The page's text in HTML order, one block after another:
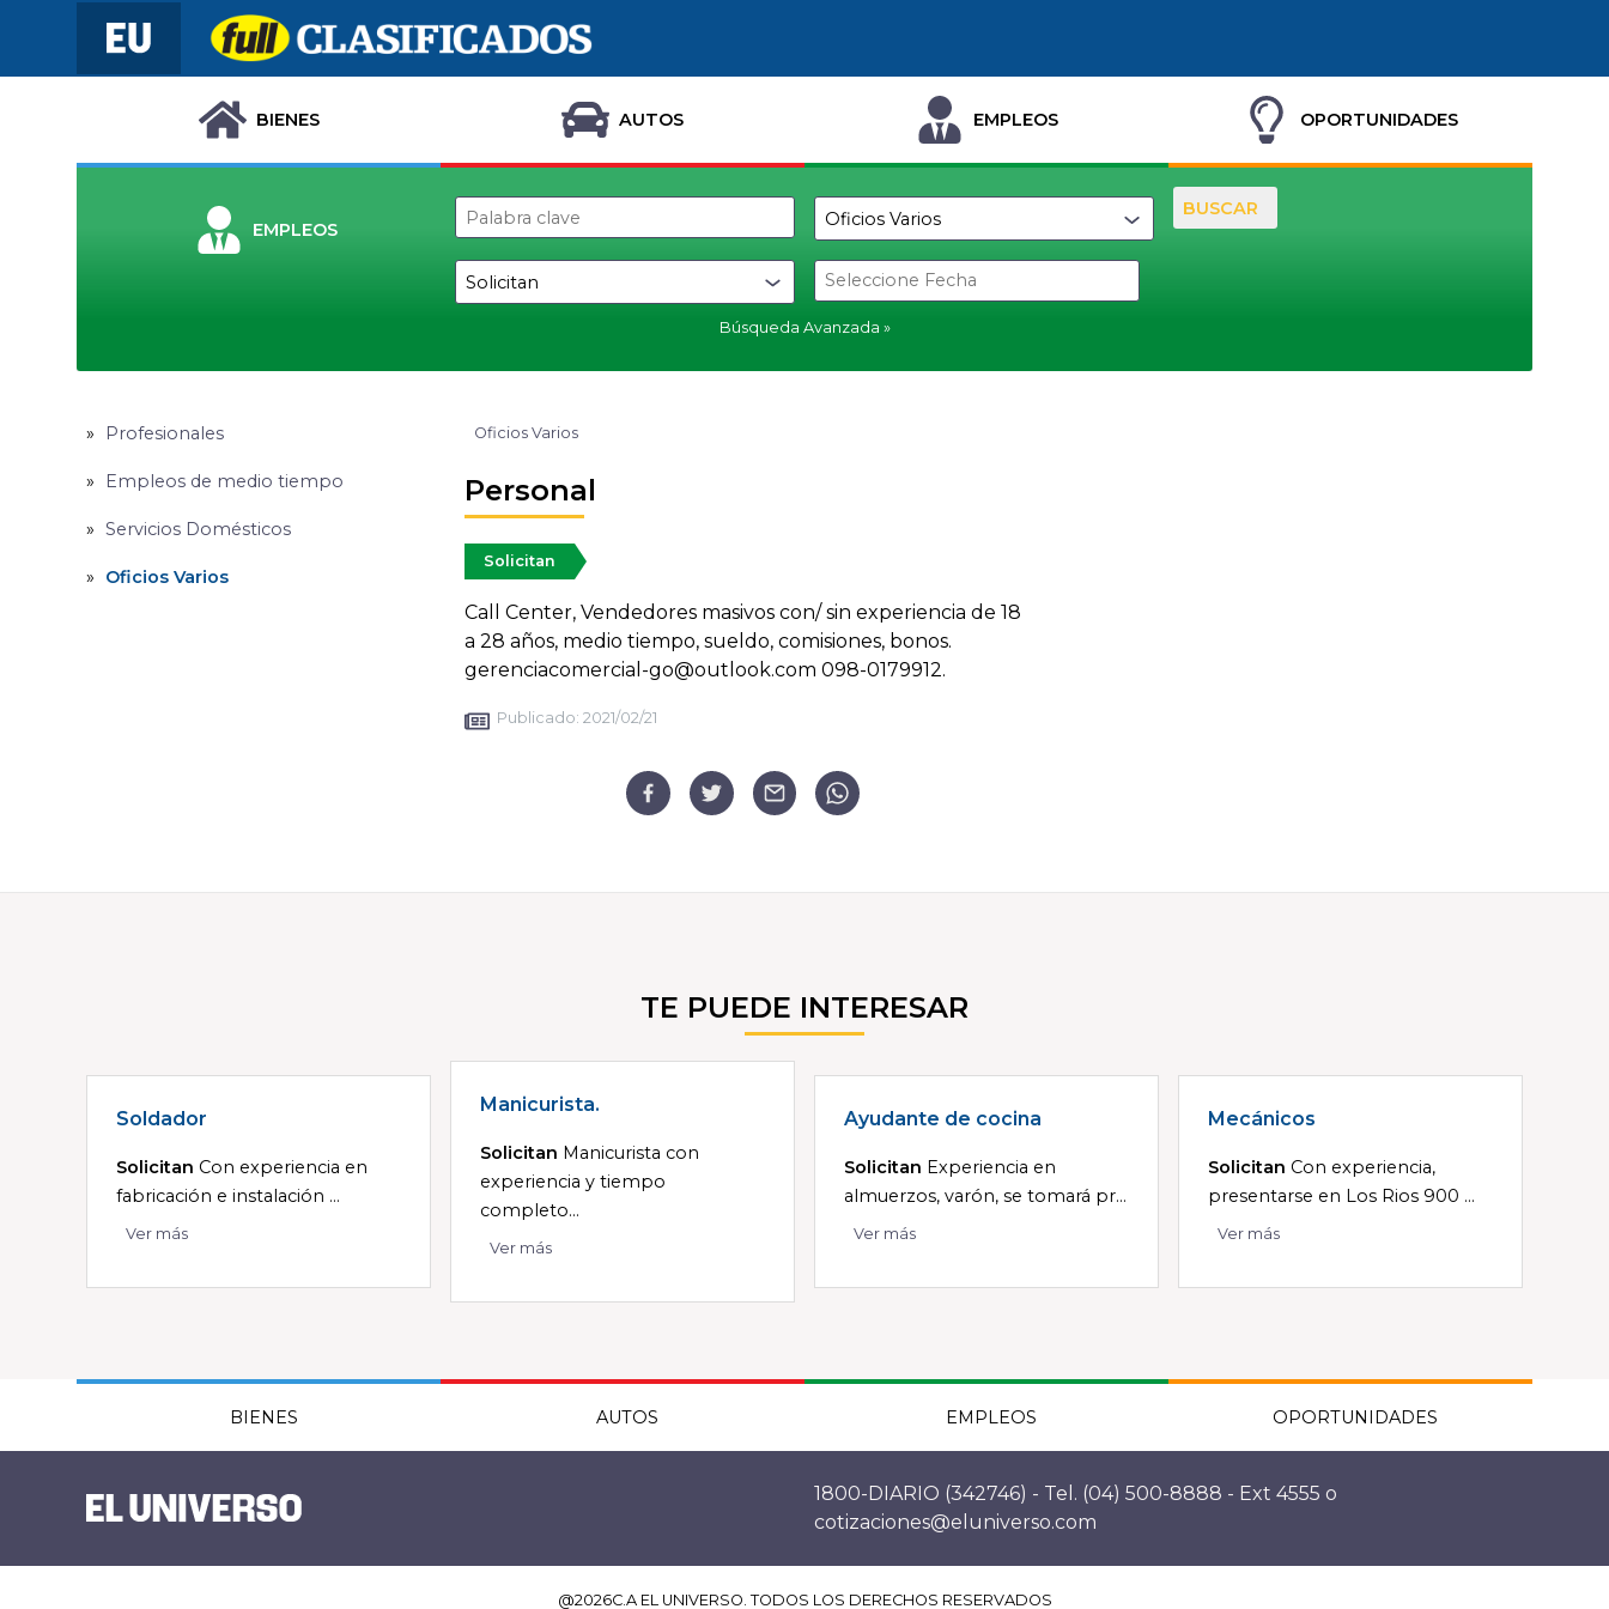
BIENES AUTOS EMPLEOS OPORTUNIDADES
EMPLEOS
Búsqueda Avanzada
BUSCAR
Profesionales
Empleos de medio tiempo
Servicios Domésticos
Oficios Varios
Oficios Varios
Personal
Solicitan
Call Center, Vendedores masivos con/ sin experiencia de 18
a 28 años, medio tiempo, sueldo, comisiones, bonos.
gerenciacomercial-go@outlook.com 098-0179912.
Publicado: 2021/02/21
TE PUEDE INTERESAR
Soldador
Solicitan Con experiencia en
fabricación e instalación ...
Ver más
Manicurista.
Solicitan Manicurista con
experiencia y tiempo
completo...
Ver más
Ayudante de cocina
Solicitan Experiencia en
almuerzos, varón, se tomará pr...
Ver más
Mecánicos
Solicitan Con experiencia,
presentarse en Los Rios 900 ...
Ver más
BIENES AUTOS EMPLEOS OPORTUNIDADES
1800-DIARIO (342746) - Tel. (04) 500-8888 - Ext 4555 o
cotizaciones@eluniverso.com
@2026C.A EL UNIVERSO. TODOS LOS DERECHOS RESERVADOS